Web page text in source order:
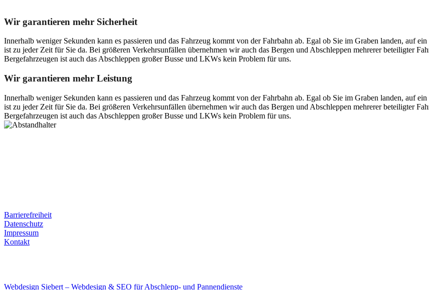
Wir garantieren mehr Sicherheit
Innerhalb weniger Sekunden kann es passieren und das Fahrzeug kommt von der Fahrbahn ab. Egal ob Sie im Graben landen, auf
ist zu jeder Zeit für Sie da. Bei größeren Verkehrsunfällen übernehmen wir auch das Bergen und Abschleppen mehrerer beteiligter
Bergefahrzeugen ist auch das Abschleppen großer Busse und LKWs kein Problem für uns.
Wir garantieren mehr Leistung
Innerhalb weniger Sekunden kann es passieren und das Fahrzeug kommt von der Fahrbahn ab. Egal ob Sie im Graben landen, auf
ist zu jeder Zeit für Sie da. Bei größeren Verkehrsunfällen übernehmen wir auch das Bergen und Abschleppen mehrerer beteiligter
Bergefahrzeugen ist auch das Abschleppen großer Busse und LKWs kein Problem für uns.
Barrierefreiheit
Datenschutz
Impressum
Kontakt
Webdesign Siebert – Webdesign & SEO für Abschlepp- und Pannendienste